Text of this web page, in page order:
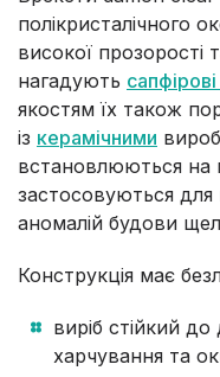
полікристалічного
високої прозорості
нагадують
якостям їх також
із керамічними
встановлюються на
застосовуються для
аномалій будови
Конструкція має
виріб стійкий
харчування та